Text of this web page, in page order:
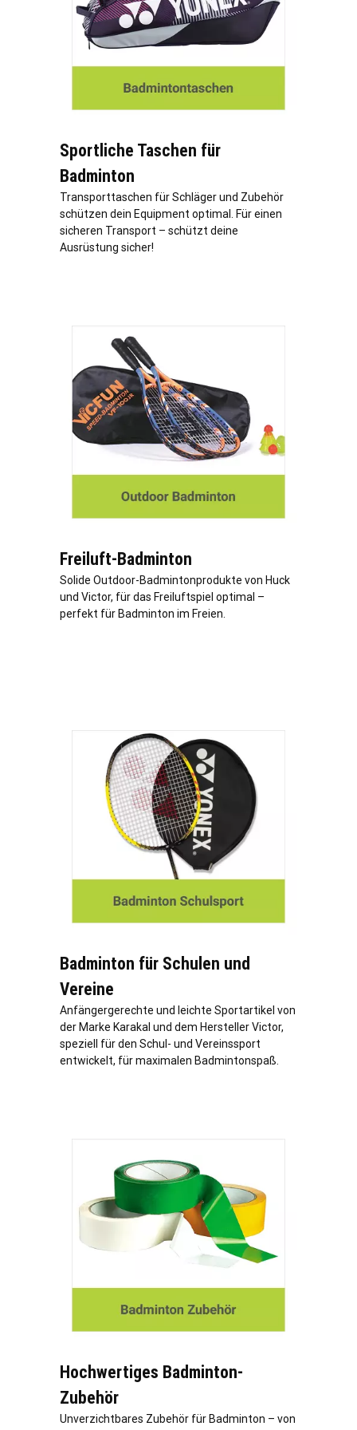
Sportliche Taschen für
Badminton
Transporttaschen für Schläger und Zubehör
schützen dein Equipment optimal. Für einen
sicheren Transport – schützt deine
Ausrüstung sicher!
Freiluft-Badminton
Solide Outdoor-Badmintonprodukte von Huck
und Victor, für das Freiluftspiel optimal –
perfekt für Badminton im Freien.
Badminton für Schulen und
Vereine
Anfängergerechte und leichte Sportartikel von
der Marke Karakal und dem Hersteller Victor,
speziell für den Schul- und Vereinssport
entwickelt, für maximalen Badmintonspaß.
Hochwertiges Badminton-
Zubehör
Unverzichtbares Zubehör für Badminton – von